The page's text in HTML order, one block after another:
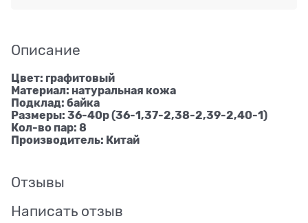
Описание
Цвет: графитовый
Материал: натуральная кожа
Подклад: байка
Размеры: 36-40р (36-1,37-2,38-2,39-2,40-1)
Кол-во пар: 8
Производитель: Китай
Отзывы
Написать отзыв